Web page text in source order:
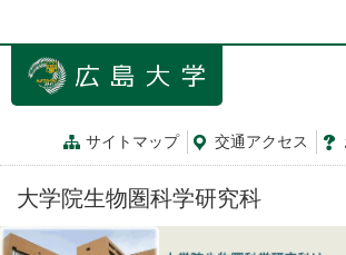
ン
動
サイトマップ 交通アクセス
大学院生物圏科学研究科